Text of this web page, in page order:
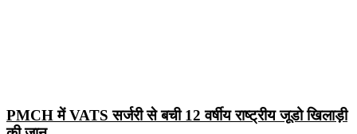
PMCH में VATS सर्जरी से बची 12 वर्षीय राष्ट्रीय जूडो खिलाड़ी